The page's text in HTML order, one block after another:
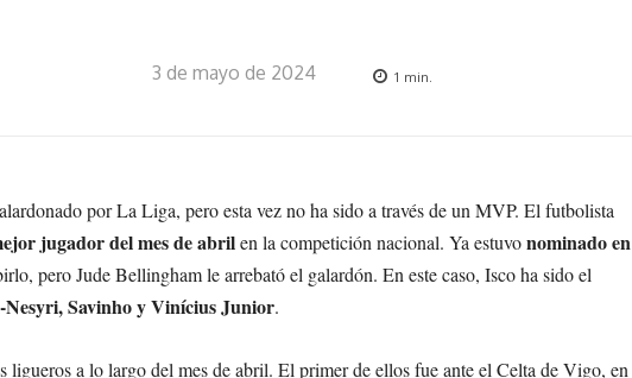
3 de mayo de 2024 1 min.
por La Liga, pero esta vez no ha sido a través de un MVP. El futbolista
jugador del mes de abrilen la competición nacional. Ya estuvonominado en
pero Jude Bellingham le arrebató el galardón. En este caso, Isco ha sido el
Nesyri, Savinho y Vinícius Junior.
ligueros a lo largo del mes de abril. El primer de ellos fue ante el Celta de Vigo, en